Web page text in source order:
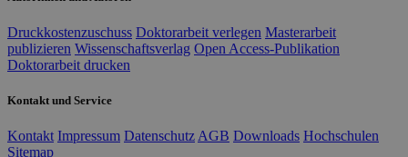
Druckkostenzuschuss Doktorarbeit verlegen Masterarbeit
publizieren Wissenschaftsverlag Open Access-Publikation
Doktorarbeit drucken
Kontakt und Service
Kontakt Impressum Datenschutz AGB Downloads Hochschulen
Sitemap